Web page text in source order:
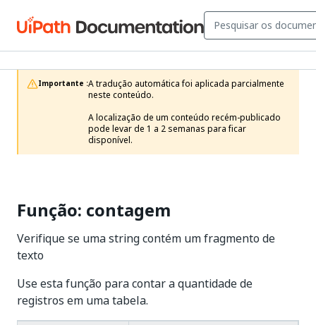
Importante :A tradução automática foi aplicada parcialmente
neste conteúdo.
A localização de um conteúdo recém-publicado
pode levar de 1 a 2 semanas para ficar
disponível.
Função: contagem
Verifique se uma string contém um fragmento de
texto
Use esta função para contar a quantidade de
registros em uma tabela.